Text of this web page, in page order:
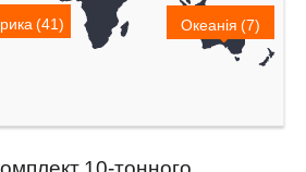
(41) Океанія (7)
10-тонного